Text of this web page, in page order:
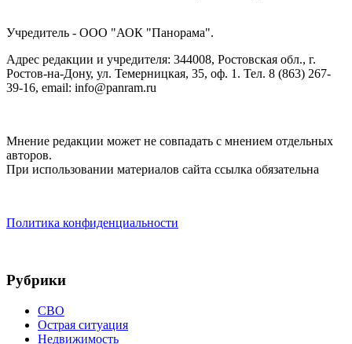
Учредитель - ООО "АОК "Панорама".
Адрес редакции и учредителя: 344008, Ростовская обл., г.
Ростов-на-Дону, ул. Темерницкая, 35, оф. 1. Тел. 8 (863) 267-
39-16, email: info@panram.ru
Мнение редакции может не совпадать с мнением отдельных
авторов.
При использовании материалов сайта ссылка обязательна
Политика конфиденциальности
Рубрики
СВО
Острая ситуация
Недвижимость